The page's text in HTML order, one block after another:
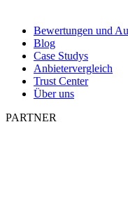
Bewertungen und
Blog
Case Studys
Anbietervergleich
Trust Center
Über uns
PARTNER